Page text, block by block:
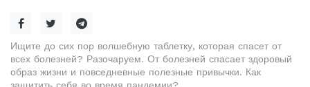
Ищите до сих пор волшебную таблетку, которая спасет от
всех болезней? Разочаруем. От болезней спасает здоровый
образ жизни и повседневные полезные привычки. Как